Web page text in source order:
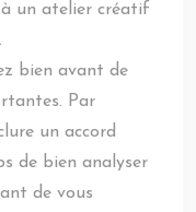
un atelier créatif
bien avant de
Par
un accord
de bien analyser
de vous